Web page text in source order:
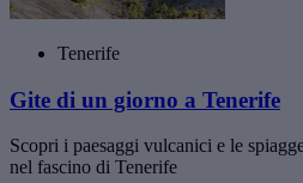
Tenerife
Gite di un giorno a Tenerife
Scopri i paesaggi vulcanici e le
nel fascino di Tenerife